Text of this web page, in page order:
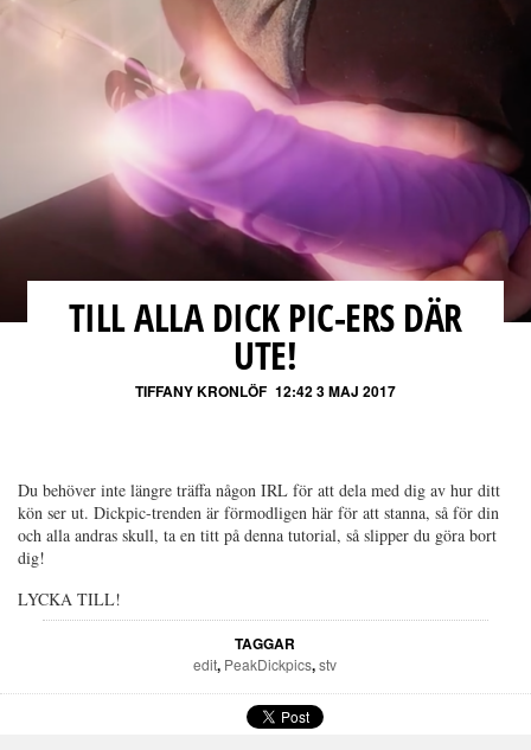
TILL ALLA DICK PIC-ERS DÄR
UTE!
TIFFANY KRONLÖF 12:42 3 MAJ 2017
Du behöver inte längre träffa någon IRL för att dela med dig av hur ditt
kön ser ut. Dickpic-trenden är förmodligen här för att stanna, så för din
och alla andras skull, ta en titt på denna tutorial, så slipper du göra bort
dig!
LYCKA TILL!
TAGGAR
edit, PeakDickpics,stv